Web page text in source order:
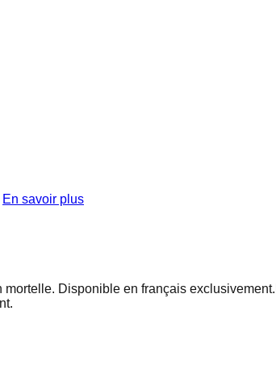
En savoir plus
Disponible en français exclusivement.